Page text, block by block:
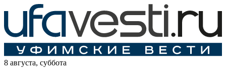
8 августа, суббота